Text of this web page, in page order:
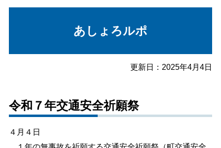
子育て・教育
しごと・産業
あしょろルポ
更新日： 2025年4月4日
令和７年交通安全祈願祭
４月４日